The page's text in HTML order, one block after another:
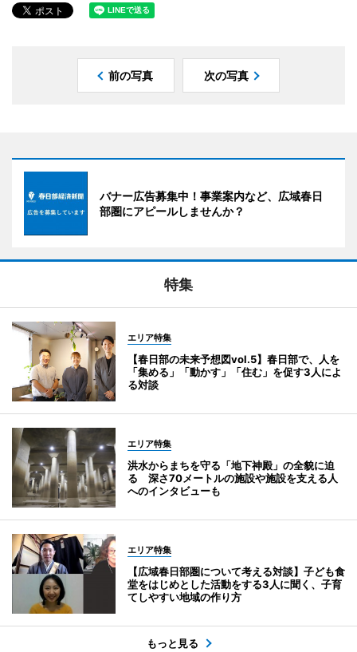
前の写真 次の写真
バナー広告募集中！事業案内など、広域春日
部圏にアピールしませんか？
特集
エリア特集
【春日部の未来予想図vol.5】春日部で、人を
「集める」「動かす」「住む」を促す3人によ
る対談
エリア特集
洪水からまちを守る「地下神殿」の全貌に迫
る 深さ70メートルの施設や施設を支える人
へのインタビューも
エリア特集
【広域春日部圏について考える対談】子ども食
堂をはじめとした活動をする3人に聞く、子育
てしやすい地域の作り方
もっと見る